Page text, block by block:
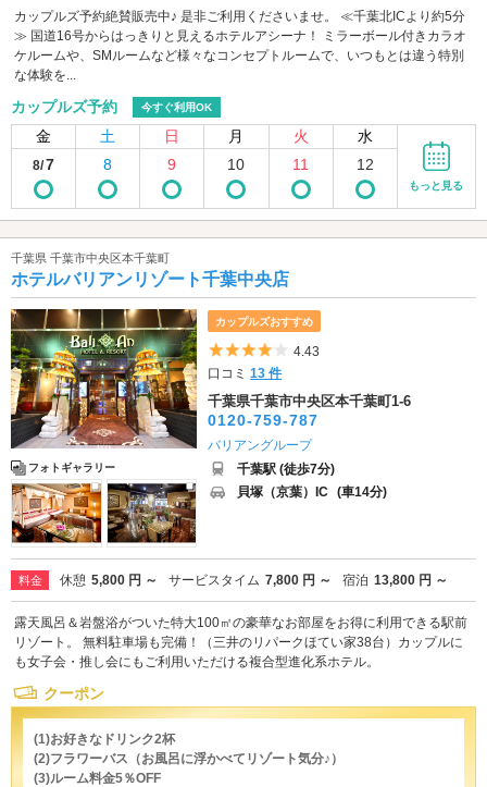
カップルズ予約絶賛販売中♪ 是非ご利用くださいませ。 ≪千葉北ICより約5分
≫ 国道16号からはっきりと見えるホテルアシーナ！ ミラーボール付きカラオ
ケルームや、SMルームなど様々なコンセプトルームで、いつもとは違う特別
な体験を...
カップルズ予約 今すぐ利用OK
金 土 日 月 火 水
8/7 8 9 10 11 12
もっと見る
千葉県 千葉市中央区本千葉町
ホテルバリアンリゾート千葉中央店
フォトギャラリー
カップルズおすすめ
5つ星のうち4
4.43
口コミ13 件
千葉県千葉市中央区本千葉町1-6
0120-759-787
バリアングループ
千葉駅 (徒歩7分)
貝塚（京葉）IC (車14分)
料金 休憩 5,800 円 ～ サービスタイム 7,800 円 ～ 宿泊 13,800 円 ～
露天風呂＆岩盤浴がついた特大100㎡の豪華なお部屋をお得に利用できる駅前
リゾート。 無料駐車場も完備！（三井のリパークほてい家38台）カップルに
も女子会・推し会にもご利用いただける複合型進化系ホテル。
クーポン
(1)お好きなドリンク2杯
(2)フラワーバス（お風呂に浮かべてリゾート気分♪）
(3)ルーム料金5％OFF